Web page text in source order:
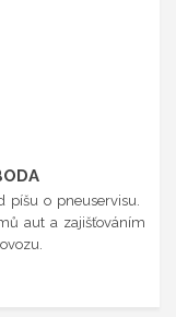
píšu o pneuservisu.
aut a zajišťováním